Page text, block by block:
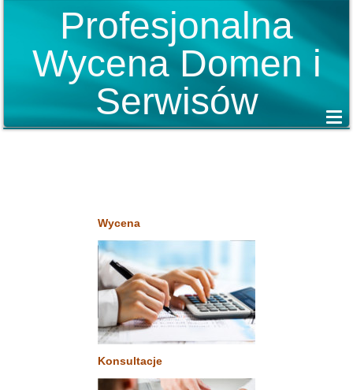
Profesjonalna
Wycena Domen i
Serwisów
Wycena
Konsultacje